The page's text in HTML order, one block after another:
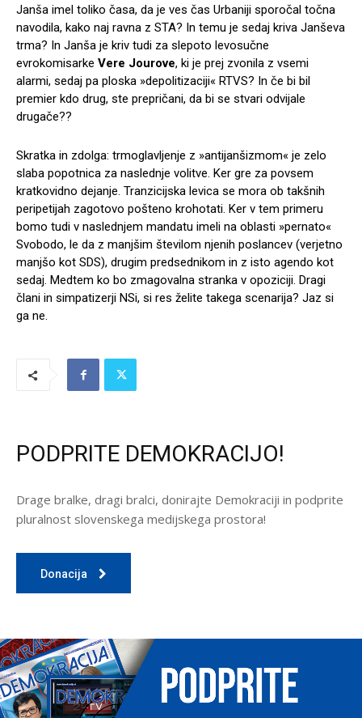
Janša imel toliko časa, da je ves čas Urbaniji sporočal točna
navodila, kako naj ravna z STA? In temu je sedaj kriva Janševa
trma? In Janša je kriv tudi za slepoto levosučne
evrokomisarke Vere Jourove, ki je prej zvonila z vsemi
alarmi, sedaj pa ploska »depolitizaciji« RTVS? In če bi bil
premier kdo drug, ste prepričani, da bi se stvari odvijale
drugače??
Skratka in zdolga: trmoglavljenje z »antijanšizmom« je zelo
slaba popotnica za naslednje volitve. Ker gre za povsem
kratkovidno dejanje. Tranzicijska levica se mora ob takšnih
peripetijah zagotovo pošteno krohotati. Ker v tem primeru
bomo tudi v naslednjem mandatu imeli na oblasti »pernato«
Svobodo, le da z manjšim številom njenih poslancev (verjetno
manjšo kot SDS), drugim predsednikom in z isto agendo kot
sedaj. Medtem ko bo zmagovalna stranka v opoziciji. Dragi
člani in simpatizerji NSi, si res želite takega scenarija? Jaz si
ga ne.
PODPRITE DEMOKRACIJO!
Drage bralke, dragi bralci, donirajte Demokraciji in podprite
pluralnost slovenskega medijskega prostora!
Donacija